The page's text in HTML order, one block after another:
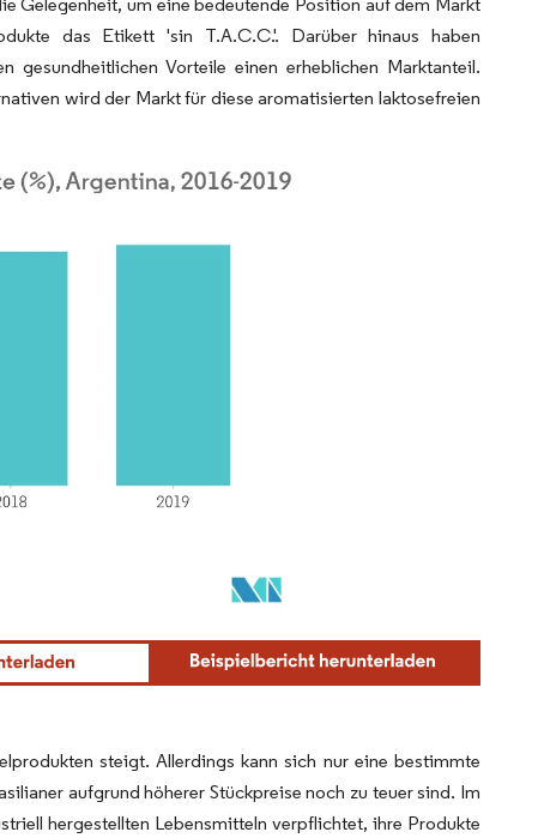
das Etikett 'sin T.A.C.C.'. Darüber hinaus haben
gesundheitlichen Vorteile einen erheblichen Marktanteil.
wird der Markt für diese aromatisierten laktosefreien
steigt. Allerdings kann sich nur eine bestimmte
aufgrund höherer Stückpreise noch zu teuer sind. Im
hergestellten Lebensmitteln verpflichtet, ihre Produkte